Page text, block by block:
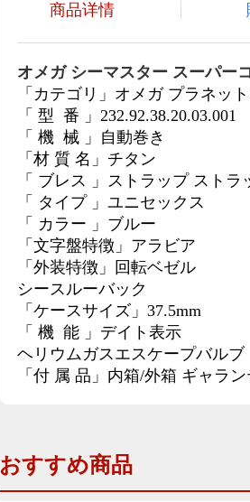
商品详情
オメガ シーマスター スーパー
「カテゴリ」オメガ プラネッ
「 型 番 」232.92.38.20.03.001
「 機 械 」自動巻き
「材 質 名」チタン
「 ブレス 」ストラップ ストラ
「 タイプ 」ユニセックス
「 カラー 」ブルー
「文字盤特徴」アラビア
「外装特徴」回転ベゼル
シースルーバック
「ケースサイズ」37.5mm
「 機 能 」デイト表示
ヘリウムガスエスケープバルブ
「付 属 品」内箱/外箱 ギャラ
おすすめ商品